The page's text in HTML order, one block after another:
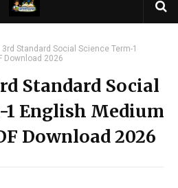
Standard Social Science Term-1
Download 2026
Standard Social
1 English Medium
Download 2026